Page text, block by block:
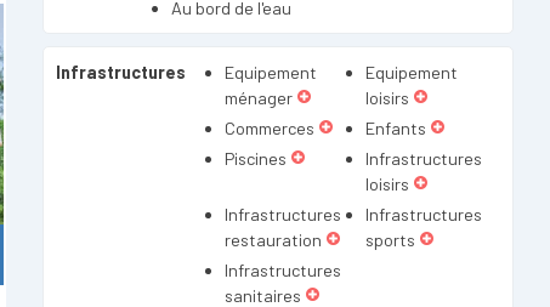
Au bord de l'eau
Infrastructures
Equipement
ménager
Equipement
loisirs
Commerces
Enfants
Piscines
Infrastructures
loisirs
Infrastructures
restauration
Infrastructures
sports
Infrastructures
sanitaires